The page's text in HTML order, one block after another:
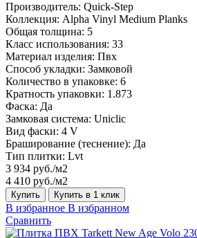
Производитель: Quick-Step
Коллекция: Alpha Vinyl Medium Planks
Общая толщина: 5
Класс использования: 33
Материал изделия: Пвх
Способ укладки: Замковой
Количество в упаковке: 6
Кратность упаковки: 1.873
Фаска: Да
Замковая система: Uniclic
Вид фаски: 4 V
Браширование (теснение): Да
Тип плитки: Lvt
3 934 руб./м2
4 410 руб./м2
Купить Купить в 1 клик
В избранное В избранном
Сравнить